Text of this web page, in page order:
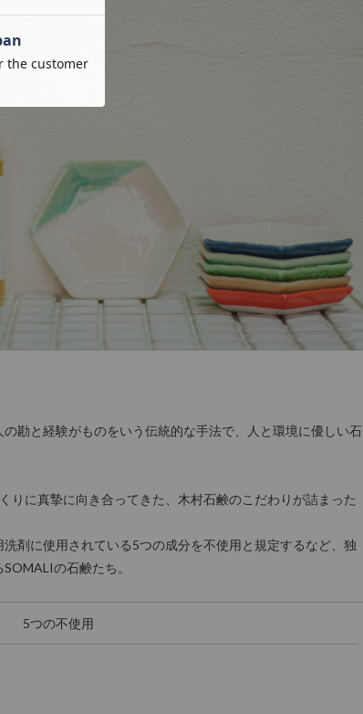
勘と経験がものをいう伝統的な手法で、人と環境に優しい石
りに真摯に向き合ってきた、木村石鹸のこだわりが詰まった
剤に使用されている5つの成分を不使用と規定するなど、独
の石鹸たち。
5つの不使用